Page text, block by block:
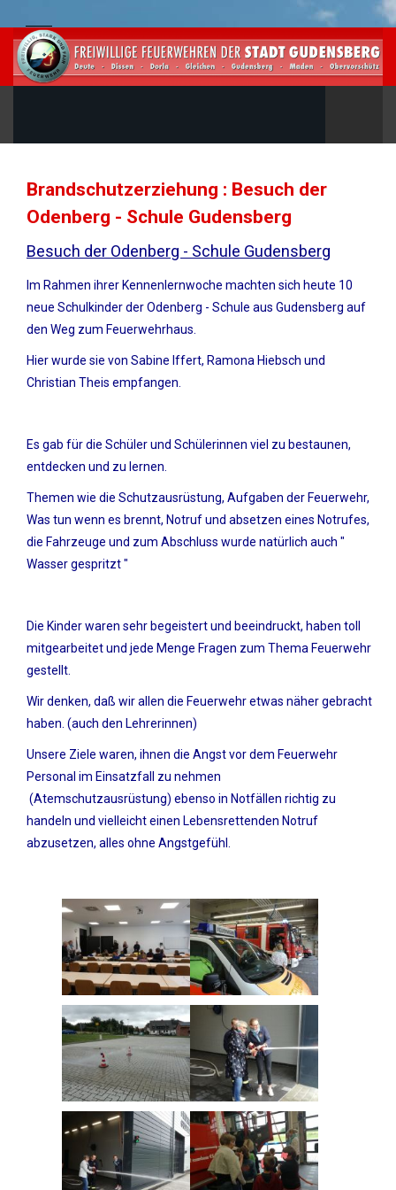
Brandschutzerziehung : Besuch der
Odenberg - Schule Gudensberg
Besuch der Odenberg - Schule Gudensberg
Im Rahmen ihrer Kennenlernwoche machten sich heute 10
neue Schulkinder der Odenberg - Schule aus Gudensberg auf
den Weg zum Feuerwehrhaus.
Hier wurde sie von Sabine Iffert, Ramona Hiebsch und
Christian Theis empfangen.
Es gab für die Schüler und Schülerinnen viel zu bestaunen,
entdecken und zu lernen.
Themen wie die Schutzausrüstung, Aufgaben der Feuerwehr,
Was tun wenn es brennt, Notruf und absetzen eines Notrufes,
die Fahrzeuge und zum Abschluss wurde natürlich auch "
Wasser gespritzt "
Die Kinder waren sehr begeistert und beeindruckt, haben toll
mitgearbeitet und jede Menge Fragen zum Thema Feuerwehr
gestellt.
Wir denken, daß wir allen die Feuerwehr etwas näher gebracht
haben. (auch den Lehrerinnen)
Unsere Ziele waren, ihnen die Angst vor dem Feuerwehr
Personal im Einsatzfall zu nehmen
(Atemschutzausrüstung) ebenso in Notfällen richtig zu
handeln und vielleicht einen Lebensrettenden Notruf
abzusetzen, alles ohne Angstgefühl.